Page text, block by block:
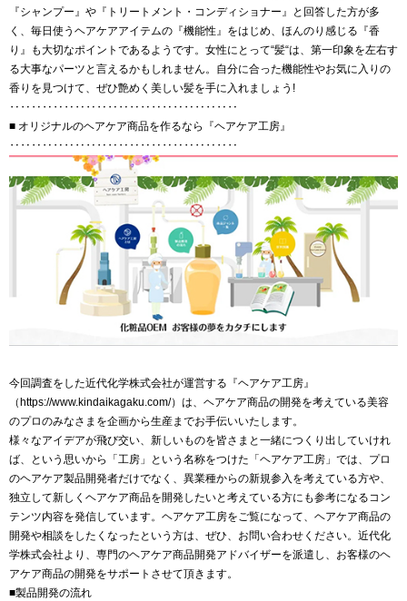
『シャンプー』や『トリートメント・コンディショナー』と回答した方が多
く、毎日使うヘアケアアイテムの『機能性』をはじめ、ほんのり感じる『香
り』も大切なポイントであるようです。女性にとって“髪“は、第一印象を左右す
る大事なパーツと言えるかもしれません。自分に合った機能性やお気に入りの
香りを見つけて、ぜひ艶めく美しい髪を手に入れましょう!
‥‥‥‥‥‥‥‥‥‥‥‥‥‥‥‥‥‥‥‥‥
■ オリジナルのヘアケア商品を作るなら『ヘアケア工房』
‥‥‥‥‥‥‥‥‥‥‥‥‥‥‥‥‥‥‥‥‥
今回調査をした近代化学株式会社が運営する『ヘアケア工房』
（https://www.kindaikagaku.com/）は、ヘアケア商品の開発を考えている美容
のプロのみなさまを企画から生産までお手伝いいたします。
様々なアイデアが飛び交い、新しいものを皆さまと一緒につくり出していけれ
ば、という思いから「工房」という名称をつけた「ヘアケア工房」では、プロ
のヘアケア製品開発者だけでなく、異業種からの新規参入を考えている方や、
独立して新しくヘアケア商品を開発したいと考えている方にも参考になるコン
テンツ内容を発信しています。ヘアケア工房をご覧になって、ヘアケア商品の
開発や相談をしたくなったという方は、ぜひ、お問い合わせください。近代化
学株式会社より、専門のヘアケア商品開発アドバイザーを派遣し、お客様のヘ
アケア商品の開発をサポートさせて頂きます。
■製品開発の流れ